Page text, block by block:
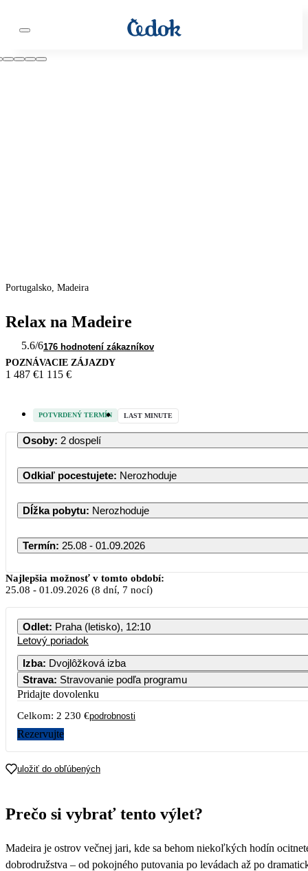
Portugalsko, Madeira
Relax na Madeire
5.6/6176 hodnotení zákazníkov
POZNÁVACIE ZÁJAZDY
1 487 €1 115 €
POTVRDENÝ TERMÍN LAST MINUTE
Osoby: 2 dospelí
Odkiaľ pocestujete: Nerozhoduje
Dĺžka pobytu: Nerozhoduje
Termín: 25.08 - 01.09.2026
Najlepšia možnosť v tomto období:
25.08 - 01.09.2026 (8 dní, 7 nocí)
Odlet: Praha (letisko), 12:10
Letový poriadok
Izba: Dvojlôžková izba
Strava: Stravovanie podľa programu
Pridajte dovolenku
Celkom: 2 230 €podrobnosti
Rezervujte
uložiť do obľúbených
Prečo si vybrať tento výlet?
Madeira je ostrov večnej jari, kde sa behom niekoľkých hodín
dobrodružstva – od pokojného putovania po levádach až po